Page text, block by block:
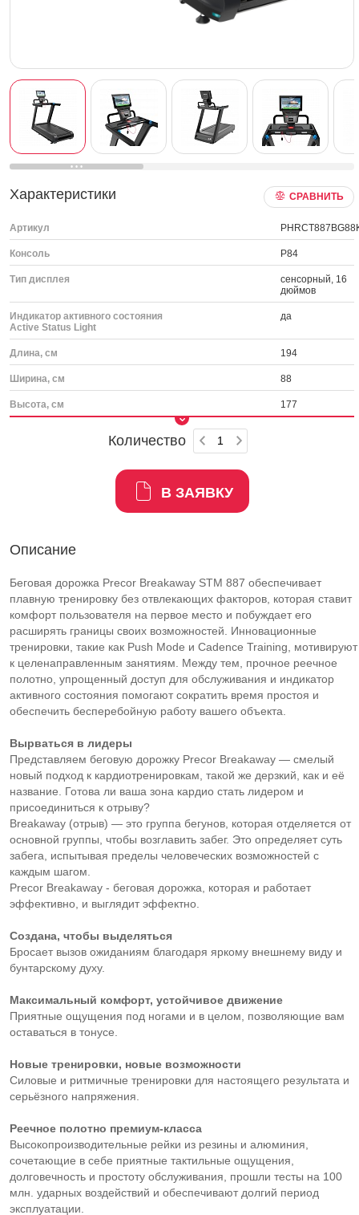
Характеристики СРАВНИТЬ
Артикул
Консоль P84
Тип дисплея
сенсорный, 16
дюймов
Индикатор активного состояния
Active Status Light
да
Длина, см 194
Ширина, см 88
Высота, см 177
Количество
В ЗАЯВКУ
Описание
Беговая дорожка Precor Breakaway STM 887 обеспечивает
плавную тренировку без отвлекающих факторов, которая ставит
комфорт пользователя на первое место и побуждает его
расширять границы своих возможностей. Инновационные
тренировки, такие как Push Mode и Cadence Training, мотивируют
к целенаправленным занятиям. Между тем, прочное реечное
полотно, упрощенный доступ для обслуживания и индикатор
активного состояния помогают сократить время простоя и
обеспечить бесперебойную работу вашего объекта.
Вырваться в лидеры
Представляем беговую дорожку Precor Breakaway — смелый
новый подход к кардиотренировкам, такой же дерзкий, как и её
название. Готова ли ваша зона кардио стать лидером и
присоединиться к отрыву?
Breakaway (отрыв) — это группа бегунов, которая отделяется от
основной группы, чтобы возглавить забег. Это определяет суть
забега, испытывая пределы человеческих возможностей с
каждым шагом.
Precor Breakaway - беговая дорожка, которая и работает
эффективно, и выглядит эффектно.
Создана, чтобы выделяться
Бросает вызов ожиданиям благодаря яркому внешнему виду и
бунтарскому духу.
Максимальный комфорт, устойчивое движение
Приятные ощущения под ногами и в целом, позволяющие вам
оставаться в тонусе.
Новые тренировки, новые возможности
Силовые и ритмичные тренировки для настоящего результата и
серьёзного напряжения.
Реечное полотно премиум-класса
Высокопроизводительные рейки из резины и алюминия,
сочетающие в себе приятные тактильные ощущения,
долговечность и простоту обслуживания, прошли тесты на 100
млн. ударных воздействий и обеспечивают долгий период
эксплуатации.